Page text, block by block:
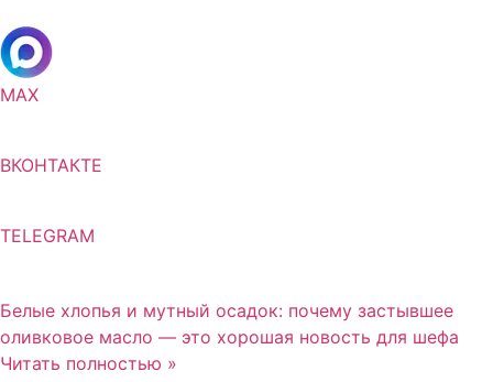
MAX
ВКОНТАКТЕ
TELEGRAM
Белые хлопья и мутный осадок: почему застывшее
оливковое масло — это хорошая новость для шефа
Читать полностью »